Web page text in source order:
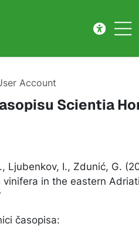
Account
Scientia
Ljubenkov, I., Zdunić, G.
in the eastern
časopisa: